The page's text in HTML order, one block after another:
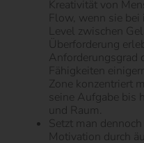
Kreativität von
Flow, wenn sie bei
Level zwischen
Überforderung
Anforderungsgrad
Fähigkeiten
Zone konzentriert
seine Aufgabe bis
und Raum.
Setzt man dennoch
Motivation durch